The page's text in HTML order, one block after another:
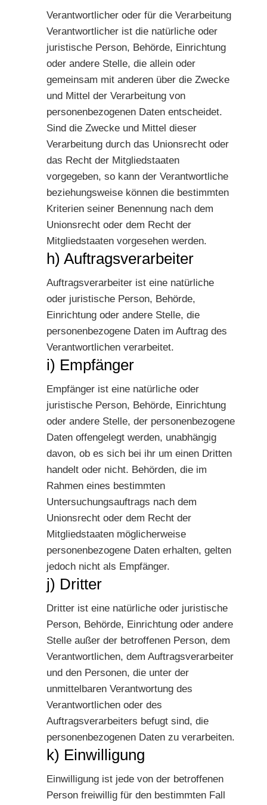
Verantwortlicher oder für die Verarbeitung
Verantwortlicher ist die natürliche oder
juristische Person, Behörde, Einrichtung
oder andere Stelle, die allein oder
gemeinsam mit anderen über die Zwecke
und Mittel der Verarbeitung von
personenbezogenen Daten entscheidet.
Sind die Zwecke und Mittel dieser
Verarbeitung durch das Unionsrecht oder
das Recht der Mitgliedstaaten
vorgegeben, so kann der Verantwortliche
beziehungsweise können die bestimmten
Kriterien seiner Benennung nach dem
Unionsrecht oder dem Recht der
Mitgliedstaaten vorgesehen werden.
h) Auftragsverarbeiter
Auftragsverarbeiter ist eine natürliche
oder juristische Person, Behörde,
Einrichtung oder andere Stelle, die
personenbezogene Daten im Auftrag des
Verantwortlichen verarbeitet.
i) Empfänger
Empfänger ist eine natürliche oder
juristische Person, Behörde, Einrichtung
oder andere Stelle, der personenbezogene
Daten offengelegt werden, unabhängig
davon, ob es sich bei ihr um einen Dritten
handelt oder nicht. Behörden, die im
Rahmen eines bestimmten
Untersuchungsauftrags nach dem
Unionsrecht oder dem Recht der
Mitgliedstaaten möglicherweise
personenbezogene Daten erhalten, gelten
jedoch nicht als Empfänger.
j) Dritter
Dritter ist eine natürliche oder juristische
Person, Behörde, Einrichtung oder andere
Stelle außer der betroffenen Person, dem
Verantwortlichen, dem Auftragsverarbeiter
und den Personen, die unter der
unmittelbaren Verantwortung des
Verantwortlichen oder des
Auftragsverarbeiters befugt sind, die
personenbezogenen Daten zu verarbeiten.
k) Einwilligung
Einwilligung ist jede von der betroffenen
Person freiwillig für den bestimmten Fall